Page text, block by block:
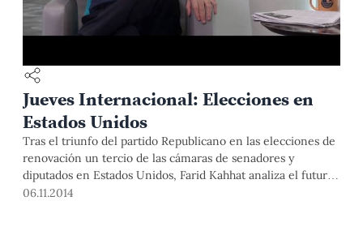
Jueves Internacional: Elecciones en
Estados Unidos
Tras el triunfo del partido Republicano en las elecciones de
renovación un tercio de las cámaras de senadores y
diputados en Estados Unidos, Farid Kahhat analiza el futuro
del gobierno de Barack Obama junto a Patricia del Río.
06.11.2014